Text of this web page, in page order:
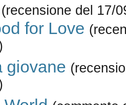
(recensione del 17/
for Love
giovane